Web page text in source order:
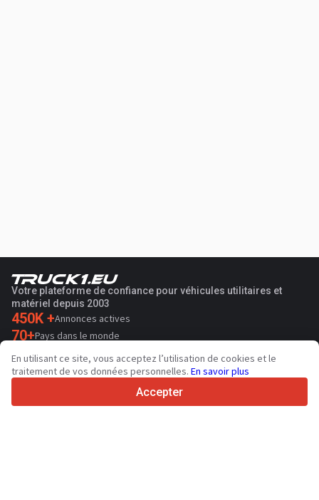
Votre plateforme de confiance pour véhicules utilitaires et
matériel depuis 2003
450K +Annonces actives
70+Pays dans le monde
36 Langues prises en charge
4.7/5
En utilisant ce site, vous acceptez l’utilisation de cookies et le
traitement de vos données personnelles. En savoir plus
Accepter